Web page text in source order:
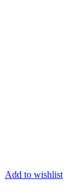
Add to wishlist